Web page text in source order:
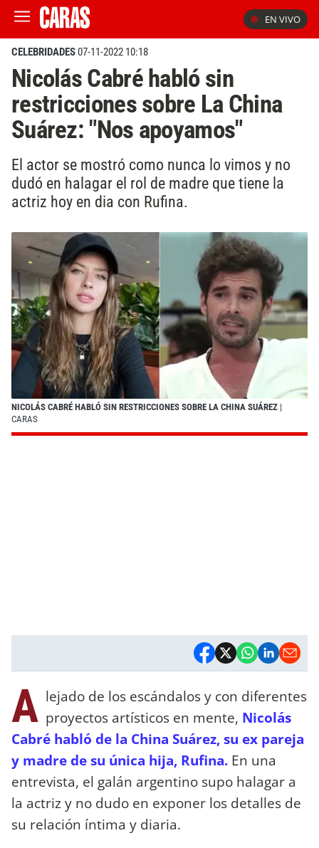
EN VIVO
CELEBRIDADES07-11-2022 10:18
Nicolás Cabré habló sin
restricciones sobre La China
Suárez: "Nos apoyamos"
El actor se mostró como nunca lo vimos y no
dudó en halagar el rol de madre que tiene la
actriz hoy en dia con Rufina.
NICOLÁS CABRÉ HABLÓ SIN RESTRICCIONES SOBRE LA CHINA SUÁREZ |
CARAS
A lejado de los escándalos y con diferentes
proyectos artísticos en mente, Nicolás
Cabré habló de la China Suárez, su ex pareja
y madre de su única hija, Rufina. En una
entrevista, el galán argentino supo halagar a
la actriz y no dudo en exponer los detalles de
su relación íntima y diaria.